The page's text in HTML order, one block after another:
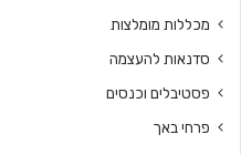
מכללות מומלצות
סדנאות להעצמה
פסטיבלים וכנסים
פרחי באך